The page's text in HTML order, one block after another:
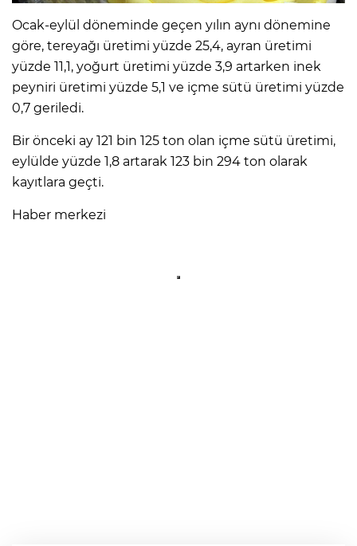
Ocak-eylül döneminde geçen yılın aynı dönemine
göre, tereyağı üretimi yüzde 25,4, ayran üretimi
yüzde 11,1, yoğurt üretimi yüzde 3,9 artarken inek
peyniri üretimi yüzde 5,1 ve içme sütü üretimi yüzde
0,7 geriledi.
Bir önceki ay 121 bin 125 ton olan içme sütü üretimi,
eylülde yüzde 1,8 artarak 123 bin 294 ton olarak
kayıtlara geçti.
Haber merkezi